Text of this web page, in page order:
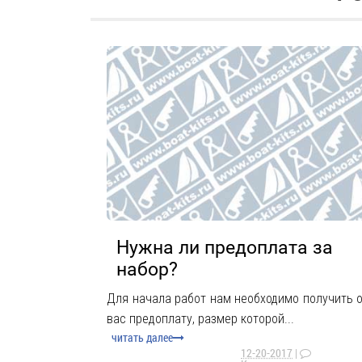
Нужна ли предоплата за
набор?
Для начала работ нам необходимо получить
вас предоплату, размер которой...
читать далее
12-20-2017 |